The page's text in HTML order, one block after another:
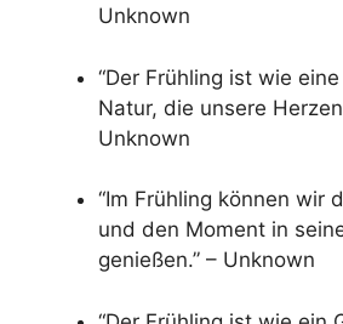
Unknown
“Der Frühling ist wie
Natur, die unsere
Unknown
“Im Frühling können wir
und den Moment in
genießen.” – Unknown